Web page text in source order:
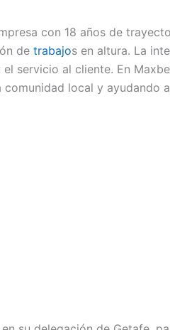
con 18 años de
de trabajos en altura. La
servicio al cliente. En
local y ayudando